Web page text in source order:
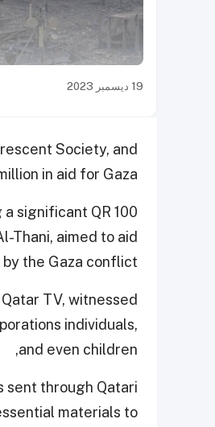
19 ديسمبر 2023
Society, and
in aid for Gaza.
significant QR 100
Thani, aimed to aid
the Gaza conflict.
TV, witnessed
individuals,
and even children,
sent through Qatari
materials to